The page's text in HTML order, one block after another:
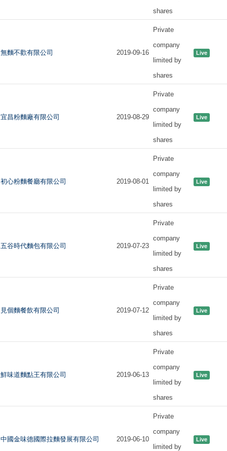
shares
無麵不歡有限公司 2019-09-16
Private
company
limited by
shares
Live
宜昌粉麵廠有限公司 2019-08-29
Private
company
limited by
shares
Live
初心粉麵餐廳有限公司 2019-08-01
Private
company
limited by
shares
Live
五谷時代麵包有限公司 2019-07-23
Private
company
limited by
shares
Live
見個麵餐飲有限公司 2019-07-12
Private
company
limited by
shares
Live
鮮味道麵點王有限公司 2019-06-13
Private
company
limited by
shares
Live
中國金味德國際拉麵發展有限公司 2019-06-10
Private
company
limited by
Live